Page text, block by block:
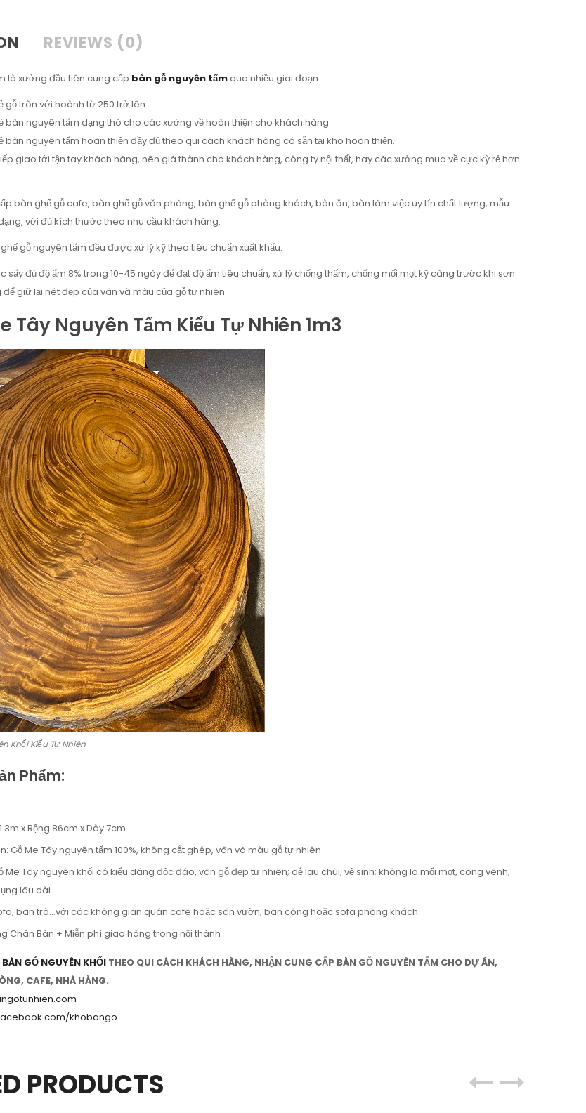
REVIEWS (0)
là xưởng đầu tiên cung cấp bàn gỗ nguyên tấmqua nhiều giai đoạn:
gỗ tròn với hoành từ 250 trở lên
bàn nguyên tấm dạng thô cho các xưởng về hoàn thiện cho khách hàng
bàn nguyên tấm hoàn thiện đầy đủ theo qui cách khách hàng có sẵn tại kho hoàn thiện.
giao tới tận tay khách hàng, nên giá thành cho khách hàng, công ty nội thất, hay các xưởng mua về cực kỳ rẻ hơn
bàn ghế gỗ cafe, bàn ghế gỗ văn phòng, bàn ghế gỗ phòng khách, bàn ăn, bàn làm việc uy tín chất lượng, mẫu
với đủ kích thước theo nhu cầu khách hàng.
gỗ nguyên tấm đều được xử lý kỹ theo tiêu chuẩn xuất khẩu.
sấy đủ độ ẩm 8% trong 10-45 ngày để đạt độ ẩm tiêu chuẩn, xử lý chống thấm, chống mối mọt kỹ càng trước khi sơn
để giữ lại nét đẹp của vân và màu của gỗ tự nhiên.
Tây Nguyên Tấm Kiểu Tự Nhiên 1m3
Khối Kiểu Tự Nhiên
Phẩm:
x Rộng 86cm x Dày 7cm
Gỗ Me Tây nguyên tấm 100%, không cắt ghép, vân và màu gỗ tự nhiên
Me Tây nguyên khối có kiểu dáng độc đáo, vân gỗ đẹp tự nhiên; dễ lau chùi, vệ sinh; không lo mối mọt, cong vênh,
lâu dài.
bàn trà…với các không gian quán cafe hoặc sân vườn, ban công hoặc sofa phòng khách.
Chân Bàn + Miễn phí giao hàng trong nội thành
BÀN GỖ NGUYÊN KHỐI THEO QUI CÁCH KHÁCH HÀNG, NHẬN CUNG CẤP BÀN GỖ NGUYÊN TẤM CHO DỰ ÁN,
CAFE, NHÀ HÀNG.
khobango
PRODUCTS